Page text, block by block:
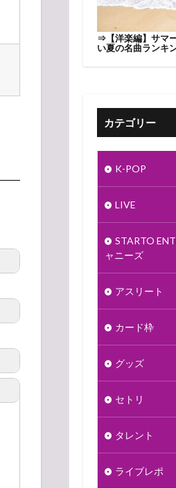
⇒ 【洋楽編】サマ
い夏の名曲ランキ
カテゴリー
K-POP
LIVE
STARTO
ャニーズ
アスリート
カード枠
グッズ
セトリ
タレント
ライブレポ